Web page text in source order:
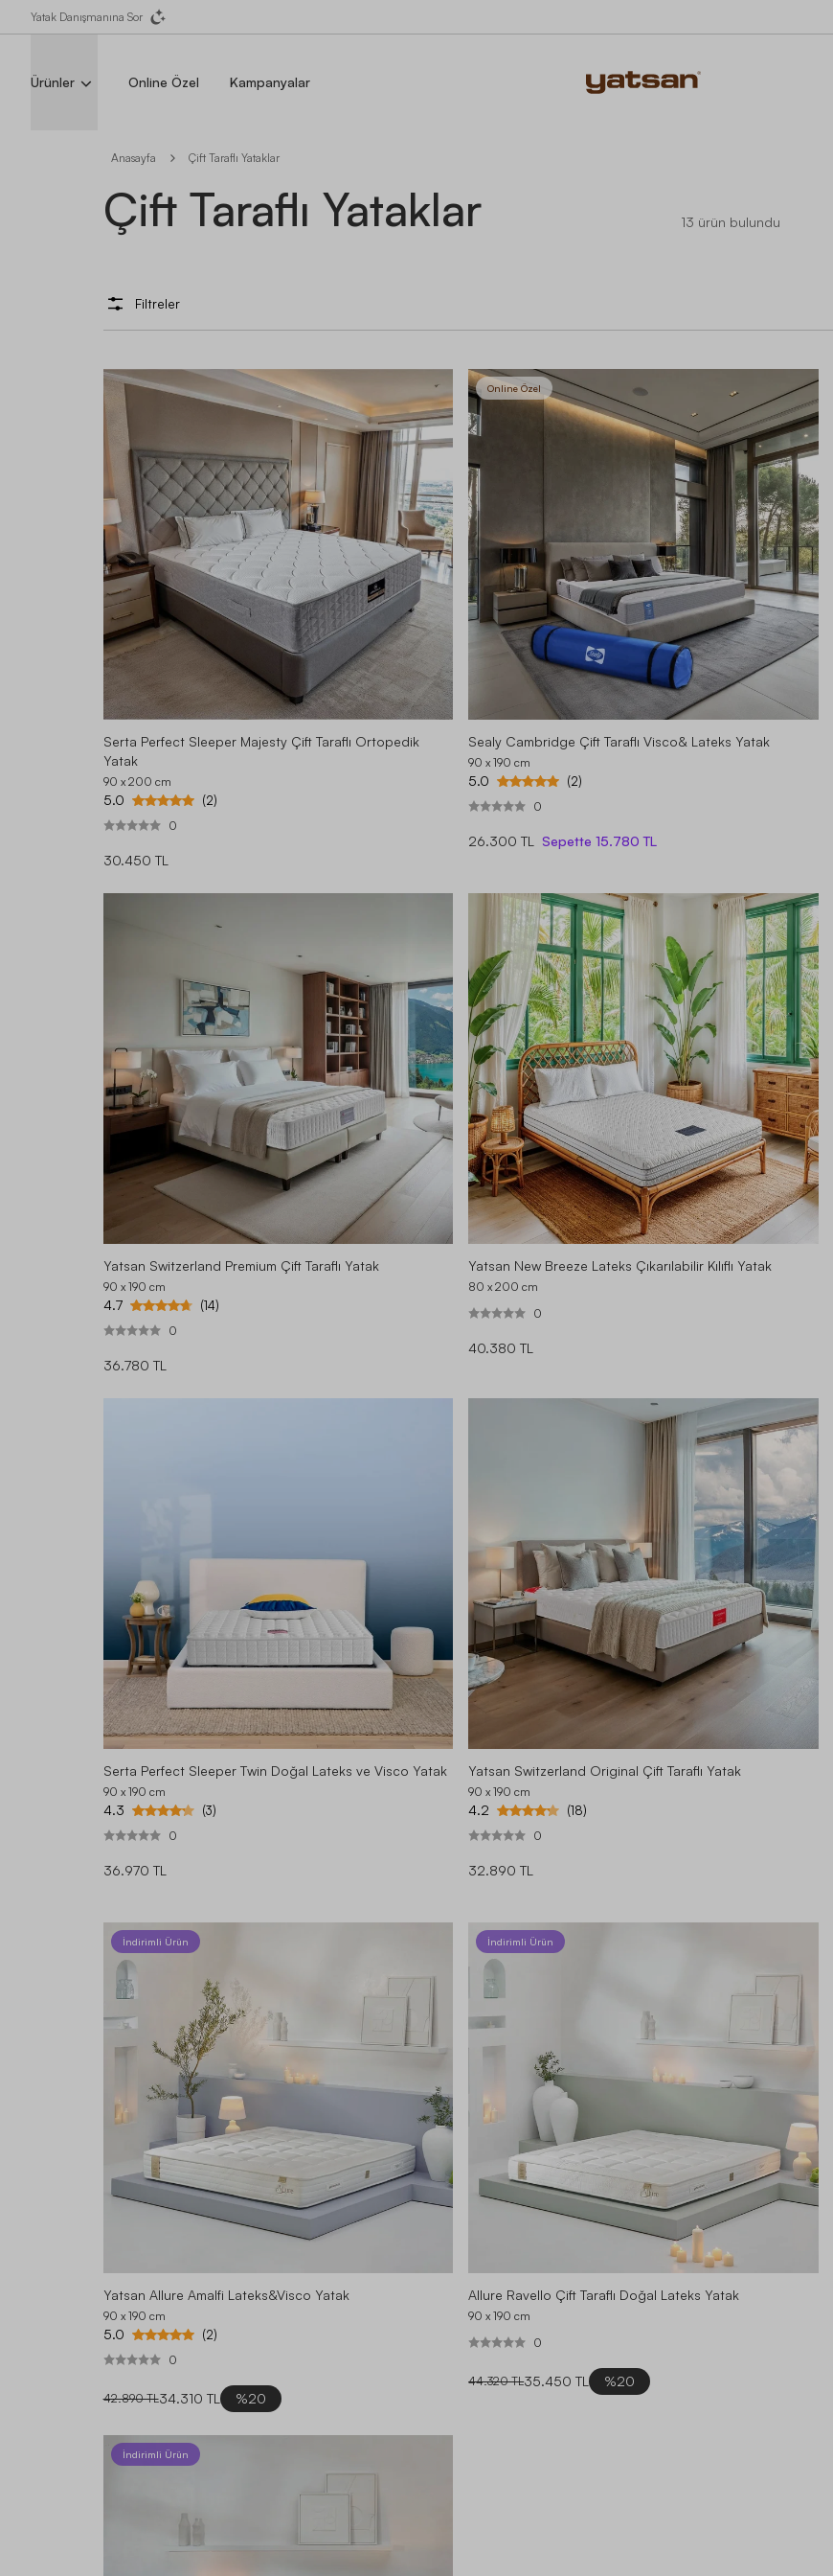
Yatak Danışmanına Sor
Ürünler Online Özel Kampanyalar
Anasayfa Çift Taraflı Yataklar
Çift Taraflı Yataklar 13 ürün bulundu
Filtreler
Serta Perfect Sleeper Majesty Çift Taraflı Ortopedik
Yatak
90 x 200 cm
5.0 (2)
0
30.450 TL
Online Özel
Sealy Cambridge Çift Taraflı Visco& Lateks Yatak
90 x 190 cm
5.0 (2)
0
26.300 TL Sepette 15.780 TL
Yatsan Switzerland Premium Çift Taraflı Yatak
90 x 190 cm
4.7 (14)
0
36.780 TL
Yatsan New Breeze Lateks Çıkarılabilir Kılıflı Yatak
80 x 200 cm
0
40.380 TL
Serta Perfect Sleeper Twin Doğal Lateks ve Visco Yatak
90 x 190 cm
4.3 (3)
0
36.970 TL
Yatsan Switzerland Original Çift Taraflı Yatak
90 x 190 cm
4.2 (18)
0
32.890 TL
İndirimli Ürün
Yatsan Allure Amalfi Lateks&Visco Yatak
90 x 190 cm
5.0 (2)
0
42.890 TL34.310 TL %20
İndirimli Ürün
Allure Ravello Çift Taraflı Doğal Lateks Yatak
90 x 190 cm
0
44.320 TL35.450 TL %20
İndirimli Ürün